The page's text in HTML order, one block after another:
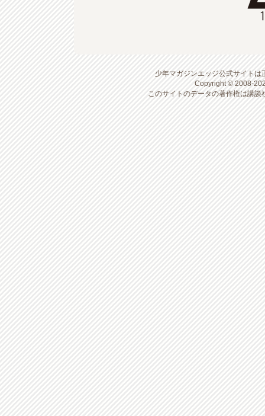
少年マガジンエッジ公式サイト
Copyright © 2008-
このサイトのデータの著作権は講